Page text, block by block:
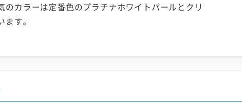
のカラーは定番色のプラチナホワイトパールとクリ
す。